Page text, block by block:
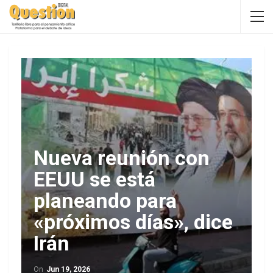
Nueva reunión con
EEUU se está
planeando para
«próximos días», dice
Irán
On Jun 19, 2026